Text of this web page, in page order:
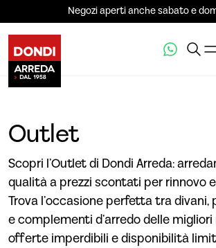
Negozi aperti anche sabato e
Outlet
Scopri l’Outlet di Dondi Arreda:
qualità a prezzi scontati per rinnovo
Trova l’occasione perfetta tra divani,
e complementi d’arredo delle
offerte imperdibili e disponibilità